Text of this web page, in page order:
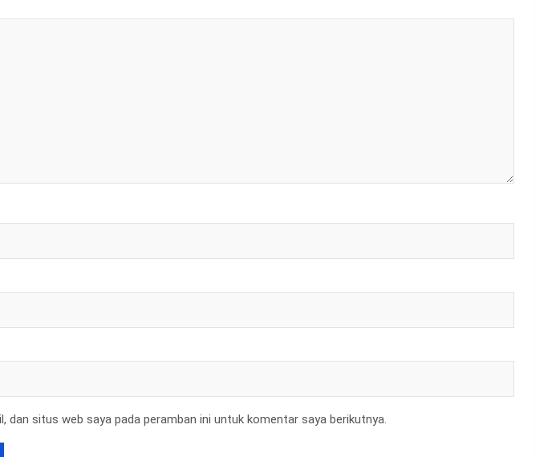
dan situs web saya pada peramban ini untuk komentar saya berikutnya.